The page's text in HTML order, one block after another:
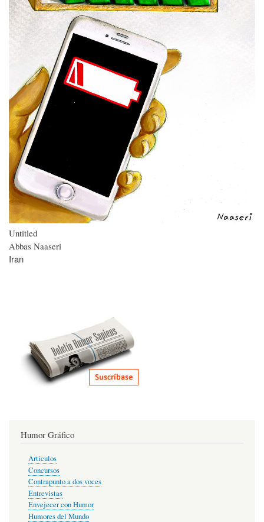
Untitled
Abbas Naaseri
Iran
Humor Gráfico
Artículos
Concursos
Contrapunto a dos voces
Entrevistas
Envejecer con Humor
Humores del Mundo